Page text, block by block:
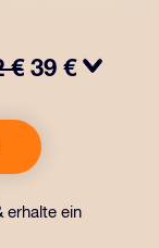
€ 39 €
einen
die
sowie
Freunden und
zu
erhalte ein